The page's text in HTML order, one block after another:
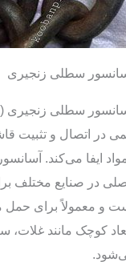
سطلی زنجیری
سطلی زنجیری
در اتصال و تثبیت
مواد ایفا می‌کند.
در صنایع مختلف
معمولاً برای حمل
کوچک مانند غلات،